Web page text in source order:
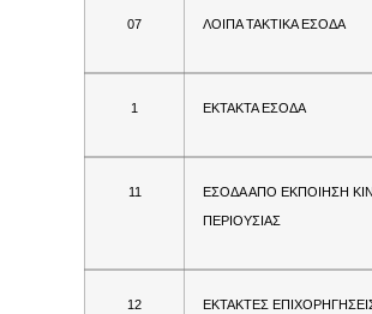
07 ΛΟΙΠΑ ΤΑΚΤΙΚΑ ΕΣΟΔΑ
1 ΕΚΤΑΚΤΑ ΕΣΟΔΑ
11
ΕΣΟΔΑ ΑΠΟ ΕΚΠΟΙΗΣΗ
ΠΕΡΙΟΥΣΙΑΣ
12
ΕΚΤΑΚΤΕΣ